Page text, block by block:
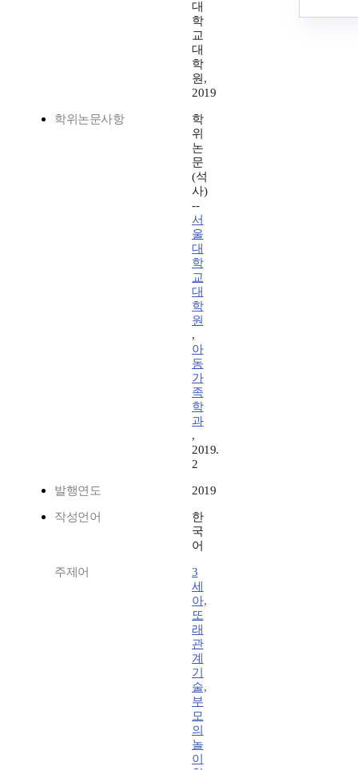
대
학
교
대
학
원,
2019
학위논문사항
학
위
논
문
(석
사)
--
서
울
대
학
교
대
학
원
,
아
동
가
족
학
과
,
2019.
2
발행연도 2019
작성언어
한
국
어
주제어
3
세
아,
또
래
관
계
기
술,
부
모
의
놀
이